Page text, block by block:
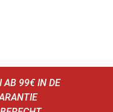
AB 99€ IN DE